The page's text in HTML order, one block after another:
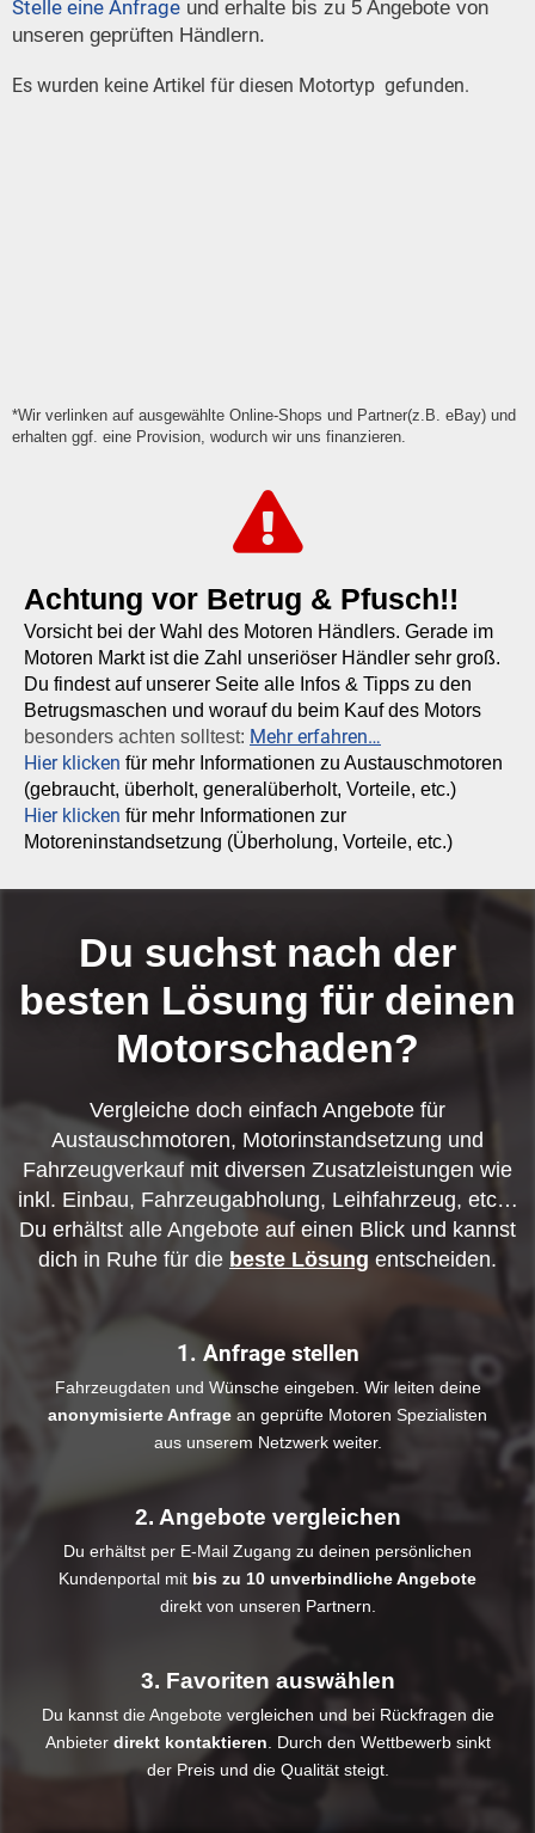
Stelle eine Anfrage und erhalte bis zu 5 Angebote von
unseren geprüften Händlern.
Es wurden keine Artikel für diesen Motortyp gefunden.
*Wir verlinken auf ausgewählte Online-Shops und Partner(z.B. eBay) und
erhalten ggf. eine Provision, wodurch wir uns finanzieren.
Achtung vor Betrug & Pfusch!!
Vorsicht bei der Wahl des Motoren Händlers. Gerade im
Motoren Markt ist die Zahl unseriöser Händler sehr groß.
Du findest auf unserer Seite alle Infos & Tipps zu den
Betrugsmaschen und worauf du beim Kauf des Motors
besonders achten solltest: Mehr erfahren…
Hier klicken für mehr Informationen zu Austauschmotoren
(gebraucht, überholt, generalüberholt, Vorteile, etc.)
Hier klicken für mehr Informationen zur
Motoreninstandsetzung (Überholung, Vorteile, etc.)
Du suchst nach der
besten Lösung für deinen
Motorschaden?
Vergleiche doch einfach Angebote für
Austauschmotoren, Motorinstandsetzung und
Fahrzeugverkauf mit diversen Zusatzleistungen wie
inkl. Einbau, Fahrzeugabholung, Leihfahrzeug, etc…
Du erhältst alle Angebote auf einen Blick und kannst
dich in Ruhe für die beste Lösung entscheiden.
1. Anfrage stellen
Fahrzeugdaten und Wünsche eingeben. Wir leiten deine
anonymisierte Anfrage an geprüfte Motoren Spezialisten
aus unserem Netzwerk weiter.
2. Angebote vergleichen
Du erhältst per E-Mail Zugang zu deinen persönlichen
Kundenportal mit bis zu 10 unverbindliche Angebote
direkt von unseren Partnern.
3. Favoriten auswählen
Du kannst die Angebote vergleichen und bei Rückfragen die
Anbieter direkt kontaktieren. Durch den Wettbewerb sinkt
der Preis und die Qualität steigt.​